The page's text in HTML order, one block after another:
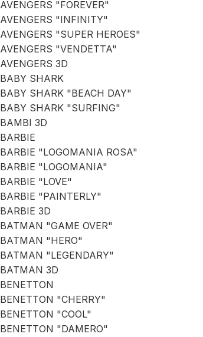
AVENGERS "FOREVER"
AVENGERS "INFINITY"
AVENGERS "SUPER HEROES"
AVENGERS "VENDETTA"
AVENGERS 3D
BABY SHARK
BABY SHARK "BEACH DAY"
BABY SHARK "SURFING"
BAMBI 3D
BARBIE
BARBIE "LOGOMANIA ROSA"
BARBIE "LOGOMANIA"
BARBIE "LOVE"
BARBIE "PAINTERLY"
BARBIE 3D
BATMAN "GAME OVER"
BATMAN "HERO"
BATMAN "LEGENDARY"
BATMAN 3D
BENETTON
BENETTON "CHERRY"
BENETTON "COOL"
BENETTON "DAMERO"